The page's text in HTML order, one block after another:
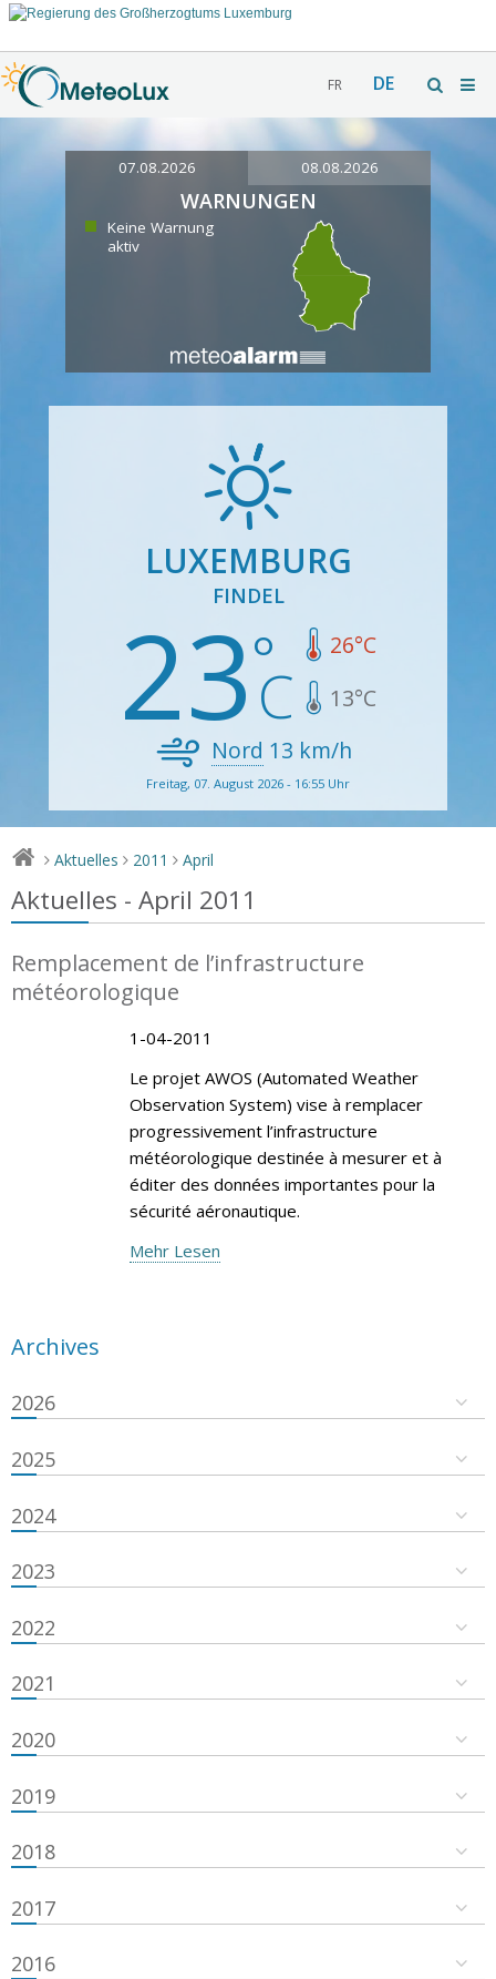
FR DE
07.08.2026 08.08.2026
WARNUNGEN
Keine Warnung
aktiv
LUXEMBURG
FINDEL
23 26°C
13°C
Nord 13 km/h
Freitag, 07. August 2026 - 16:55 Uhr
> Aktuelles > 2011 > April
Aktuelles - April 2011
Remplacement de l’infrastructure
météorologique
1-04-2011
Le projet AWOS (Automated Weather
Observation System) vise à remplacer
progressivement l’infrastructure
météorologique destinée à mesurer et à
éditer des données importantes pour la
sécurité aéronautique.
Mehr Lesen
Archives
2026
2025
2024
2023
2022
2021
2020
2019
2018
2017
2016